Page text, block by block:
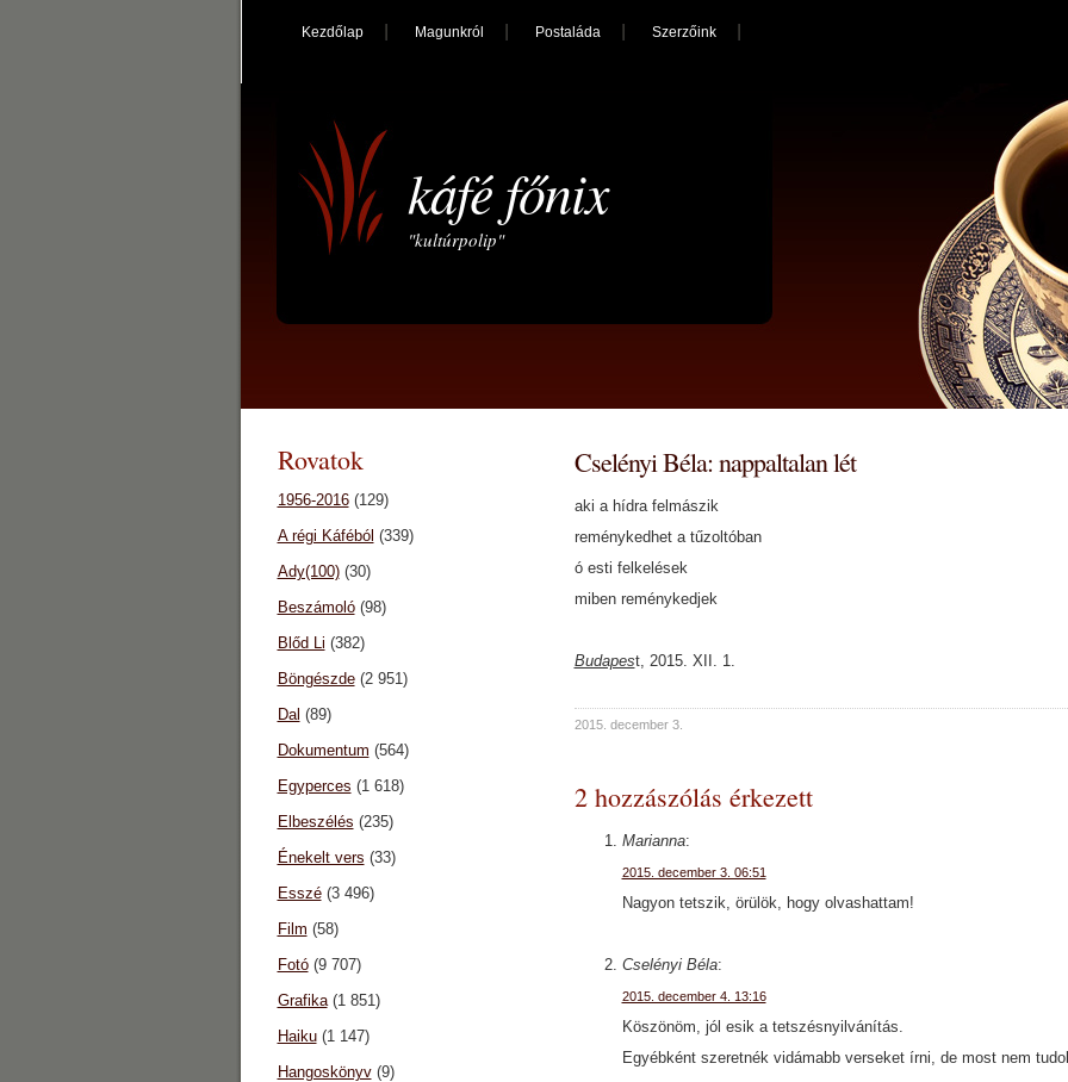
Kezdőlap Magunkról Postaláda Szerzőink
káfé főnix
"kultúrpolip"
Cselényi Béla: nappaltalan lét
aki a hídra felmászik
reménykedhet a tűzoltóban
ó esti felkelések
miben reménykedjek
Budapest, 2015. XII. 1.
2015. december 3.
2 hozzászólás érkezett
Marianna:
2015. december 3. 06:51
Nagyon tetszik, örülök, hogy olvashattam!
Cselényi Béla:
2015. december 4. 13:16
Köszönöm, jól esik a tetszésnyilvánítás.
Egyébként szeretnék vidámabb verseket írni, de most nem
Rovatok
1956-2016(129)
A régi Káféból (339)
Ady(100)(30)
Beszámoló(98)
Blőd Li (382)
Böngészde(2 951)
Dal (89)
Dokumentum (564)
Egyperces (1 618)
Elbeszélés (235)
Énekelt vers (33)
Esszé(3 496)
Film (58)
Fotó(9 707)
Grafika(1 851)
Haiku(1 147)
Hangoskönyv(9)